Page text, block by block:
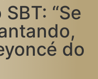
“Se
do